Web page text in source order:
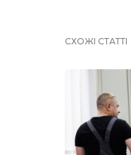
СХОЖІ СТАТТІ